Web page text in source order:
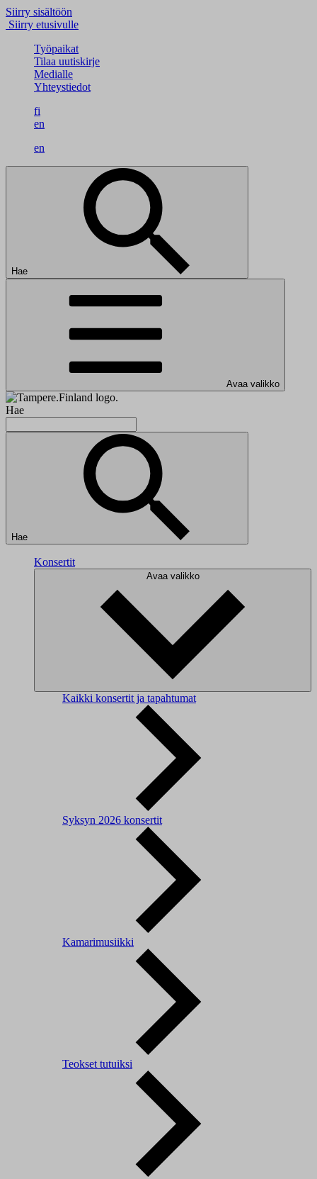
Siirry sisältöön
Siirry etusivulle
Työpaikat
Tilaa uutiskirje
Medialle
Yhteystiedot
fi
en
en
Hae
Avaa valikko
Hae
Hae
Konsertit
Avaa valikko
Kaikki konsertit ja tapahtumat
Syksyn 2026 konsertit
Kamarimusiikki
Teokset tutuiksi